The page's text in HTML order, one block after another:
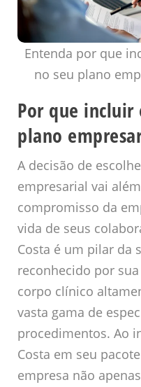
Entenda por que
no seu plano
Por que incluir
plano
A decisão de
empresarial vai
compromisso da
vida de seus
Costa é um pilar da
reconhecido por
corpo clínico
vasta gama de
procedimentos. Ao
Costa em seu
empresa não